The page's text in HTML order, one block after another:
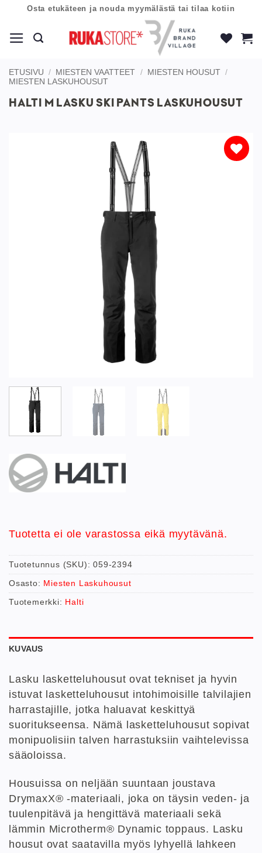
content
Osta etukäteen ja nouda myymälästä tai tilaa kotiin
ETUSIVU / MIESTEN VAATTEET / MIESTEN HOUSUT /
MIESTEN LASKUHOUSUT
HALTI M LASKU SKI PANTS LASKUHOUSUT
Tuotetta ei ole varastossa eikä myytävänä.
Tuotetunnus (SKU):059-2394
Osasto: Miesten Laskuhousut
Tuotemerkki: Halti
KUVAUS
Lasku lasketteluhousut ovat tekniset ja hyvin
istuvat lasketteluhousut intohimoisille talvilajien
harrastajille, jotka haluavat keskittyä
suoritukseensa. Nämä lasketteluhousut sopivat
monipuolisiin talven harrastuksiin vaihtelevissa
sääoloissa.
Housuissa on neljään suuntaan joustava
DrymaxX® -materiaali, joka on täysin veden- ja
tuulenpitävä ja hengittävä materiaali sekä
lämmin Microtherm® Dynamic toppaus. Lasku
housut ovat saatavilla myös lyhyellä lahkeen